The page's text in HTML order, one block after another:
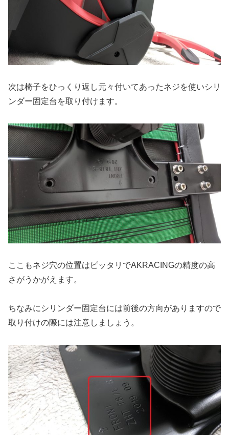
次は椅子をひっくり返し元々付いてあったネジを使いシリ
ンダー固定台を取り付けます。
ここもネジ穴の位置はピッタリでAKRACINGの精度の高
さがうかがえます。
ちなみにシリンダー固定台には前後の方向がありますので
取り付けの際には注意しましょう。